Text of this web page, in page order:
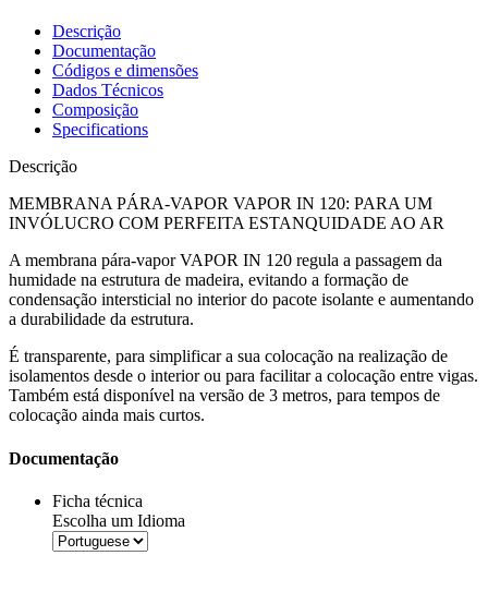
Descrição
Documentação
Códigos e dimensões
Dados Técnicos
Composição
Specifications
Descrição
MEMBRANA PÁRA-VAPOR VAPOR IN 120: PARA UM
INVÓLUCRO COM PERFEITA ESTANQUIDADE AO AR
Amembrana pára-vapor VAPOR IN 120 regula a passagem da
humidade na estrutura de madeira, evitando a formação de
condensação intersticial no interior do pacote isolante e aumentando
a durabilidade da estrutura.
É transparente, para simplificar a sua colocação na realização de
isolamentos desde o interior ou para facilitar a colocação entre vigas.
Também está disponível na versão de 3 metros, para tempos de
colocação ainda mais curtos.
Documentação
Ficha técnica
Escolha um Idioma